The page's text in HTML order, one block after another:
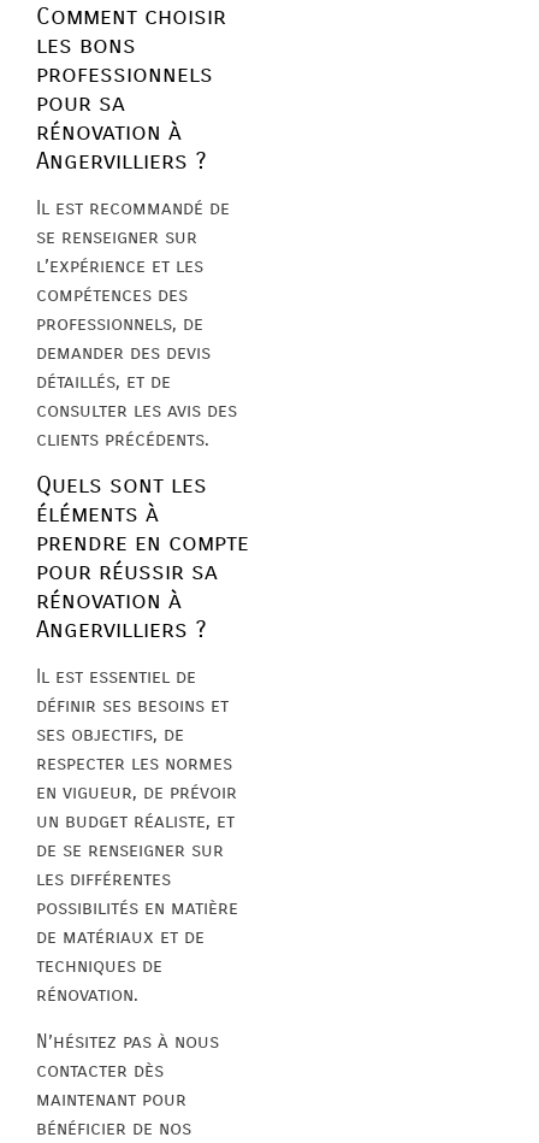
Comment choisir
les bons
professionnels
pour sa
rénovation à
Angervilliers ?
Il est recommandé de
se renseigner sur
l’expérience et les
compétences des
professionnels, de
demander des devis
détaillés, et de
consulter les avis des
clients précédents.
Quels sont les
éléments à
prendre en compte
pour réussir sa
rénovation à
Angervilliers ?
Il est essentiel de
définir ses besoins et
ses objectifs, de
respecter les normes
en vigueur, de prévoir
un budget réaliste, et
de se renseigner sur
les différentes
possibilités en matière
de matériaux et de
techniques de
rénovation.
N’hésitez pas à nous
contacter dès
maintenant pour
bénéficier de nos